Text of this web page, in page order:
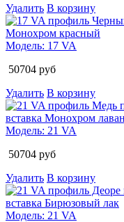
Удалить В корзину
Модель: 17 VA
50704 руб
Удалить В корзину
Модель: 21 VA
50704 руб
Удалить В корзину
Модель: 21 VA